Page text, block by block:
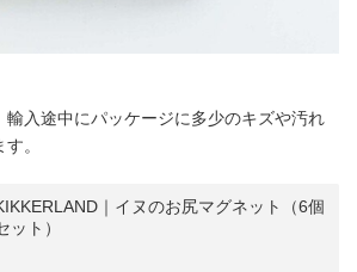
輸入途中にパッケージに多少のキズや汚れ
。
｜イヌのお尻マグネット（6個
ット）